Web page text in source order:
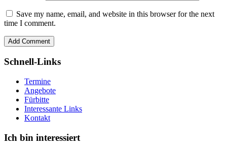
Save my name, email, and website in this browser for the next
time I comment.
Schnell-Links
Termine
Angebote
Fürbitte
Interessante Links
Kontakt
Ich bin interessiert